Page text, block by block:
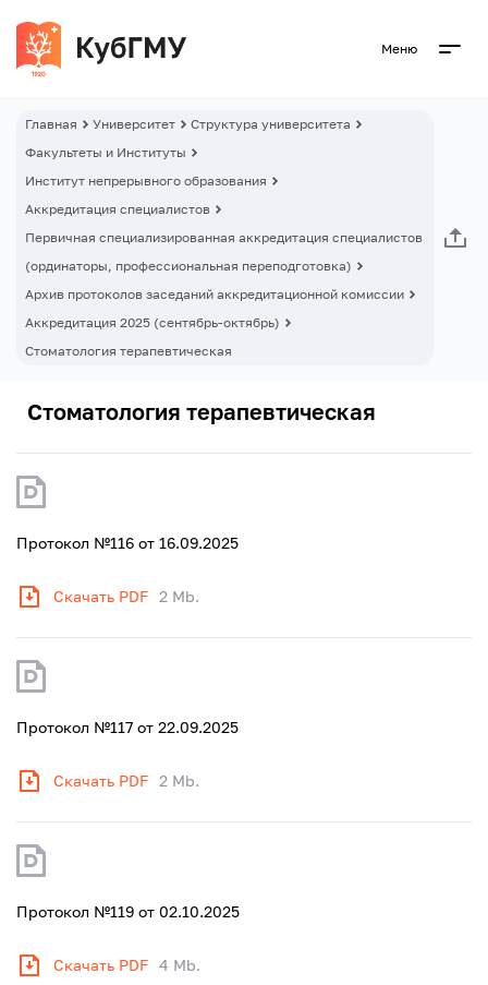
Меню
Главная Университет
Структура университета
Факультеты и Институты
Институт непрерывного образования
Аккредитация специалистов
Первичная специализированная аккредитация специалистов
(ординаторы, профессиональная переподготовка)
Архив протоколов заседаний аккредитационной комиссии
Аккредитация 2025 (сентябрь-октябрь)
Стоматология терапевтическая
Стоматология терапевтическая
Протокол №116 от 16.09.2025
Скачать PDF 2 Mb.
Протокол №117 от 22.09.2025
Скачать PDF 2 Mb.
Протокол №119 от 02.10.2025
Скачать PDF 4 Mb.